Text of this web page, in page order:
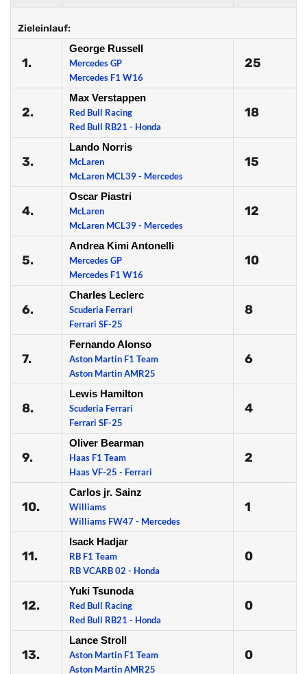
Zieleinlauf:
1.
George Russell
Mercedes GP
Mercedes F1 W16
25
2.
Max Verstappen
Red Bull Racing
Red Bull RB21 - Honda
18
3.
Lando Norris
McLaren
McLaren MCL39 - Mercedes
15
4.
Oscar Piastri
McLaren
McLaren MCL39 - Mercedes
12
5.
Andrea Kimi Antonelli
Mercedes GP
Mercedes F1 W16
10
6.
Charles Leclerc
Scuderia Ferrari
Ferrari SF-25
8
7.
Fernando Alonso
Aston Martin F1 Team
Aston Martin AMR25
6
8.
Lewis Hamilton
Scuderia Ferrari
Ferrari SF-25
4
9.
Oliver Bearman
Haas F1 Team
Haas VF-25 - Ferrari
2
10.
Carlos jr. Sainz
Williams
Williams FW47 - Mercedes
1
11.
Isack Hadjar
RB F1 Team
RB VCARB 02 - Honda
0
12.
Yuki Tsunoda
Red Bull Racing
Red Bull RB21 - Honda
0
13.
Lance Stroll
Aston Martin F1 Team
Aston Martin AMR25
0